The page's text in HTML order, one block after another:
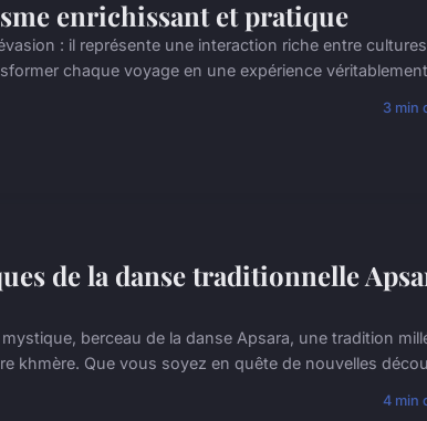
enrichissant et pratique
: il représente une interaction riche entre
chaque voyage en une expérience
3 min
de la danse traditionnelle
berceau de la danse Apsara, une tradition
khmère. Que vous soyez en quête de nouvelles
4 min